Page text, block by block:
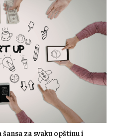
za svaku opštinu i